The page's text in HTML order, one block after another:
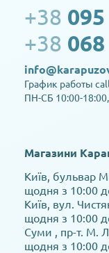
+38
+38
График работы
ПН-СБ 10:00-
Магазини
Київ, бульвар
щодня з 10:00
Київ, вул.
щодня з 10:00
Суми , пр-т. М.
щодня з 10:00